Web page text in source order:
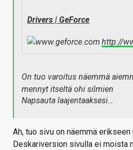
Drivers | GeForce
http://
On tuo varoitus näemmä
mennyt itseltä ohi silmien
Napsauta laajentaaksesi…
Ah, tuo sivu on näemmä
Deskariversion sivulla ei moista